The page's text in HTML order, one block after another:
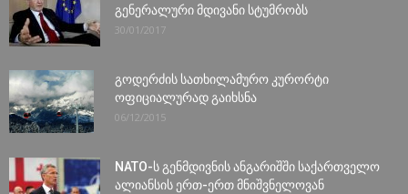
გენერალური მდივანი სტუმრობს
30/01/2017
გოდერძის სათხილამურო კურორტი
ოფიციალურად გაიხსნა
06/12/2015
NATO-ს გენმდივნის ანგარიშში საქართველო
ალიანსის ერთ-ერთ მნიშვნელოვან